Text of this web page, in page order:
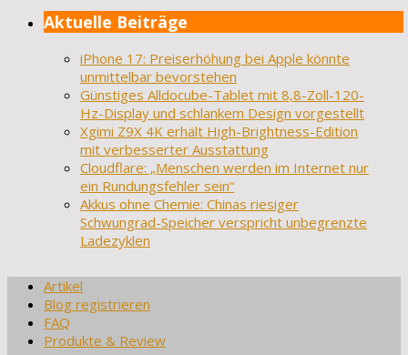
Aktuelle Beiträge
iPhone 17: Preiserhöhung bei Apple könnte
unmittelbar bevorstehen
Günstiges Alldocube-Tablet mit 8,8-Zoll-120-
Hz-Display und schlankem Design vorgestellt
Xgimi Z9X 4K erhält High-Brightness-Edition
mit verbesserter Ausstattung
Cloudflare: „Menschen werden im Internet nur
ein Rundungsfehler sein“
Akkus ohne Chemie: Chinas riesiger
Schwungrad-Speicher verspricht unbegrenzte
Ladezyklen
Artikel
Blog registrieren
FAQ
Produkte & Review